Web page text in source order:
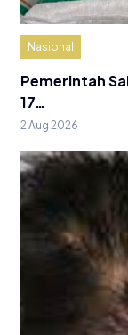
Nasional
Pemerintah
17…
2 Aug 2026